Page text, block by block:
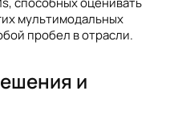
мультимодальных
пробел в отрасли.
и